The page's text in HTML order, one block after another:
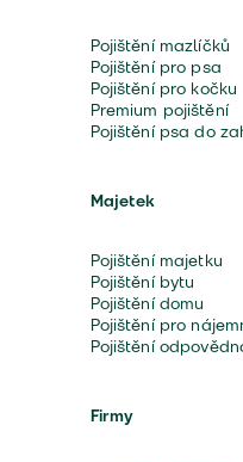
Pojištění mazlíčků
Pojištění pro psa
Pojištění pro kočku
Premium pojištění
Pojištění psa do
Majetek
Pojištění majetku
Pojištění bytu
Pojištění domu
Pojištění pro
Pojištění
Firmy